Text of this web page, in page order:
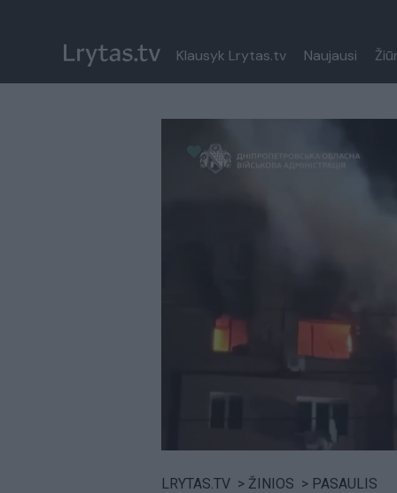
Klausyk Lrytas.tv Naujausi
Paremkite Ukrainą
LRYTAS.TV > ŽINIOS > PASAULIS